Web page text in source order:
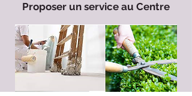
Proposer un service au Centre